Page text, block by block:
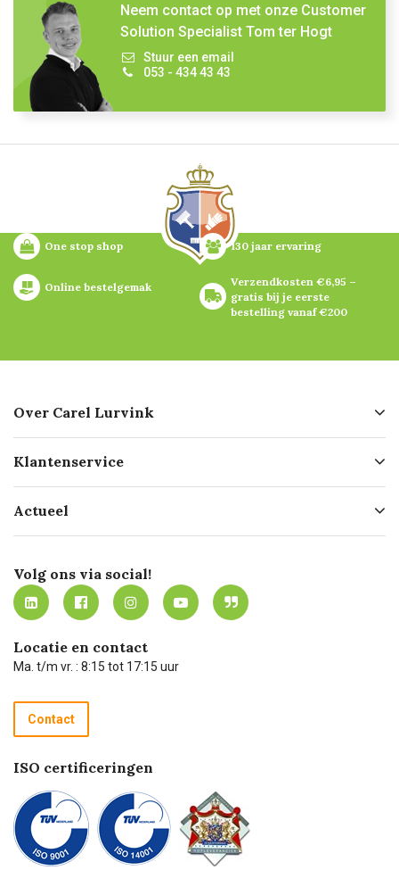
Neem contact op met onze Customer
Solution Specialist Tom ter Hogt
Stuur een email
053 - 434 43 43
One stop shop 130 jaar ervaring
Online bestelgemak
Verzendkosten €6,95 –
gratis bij je eerste
bestelling vanaf €200
Over Carel Lurvink
Geschiedenis
Missie
Werken bij Carel Lurvink
MVO
Klantenservice
Bezorgen
Mijn Carel Lurvink
Mijn Carel Lurvink instructievideo's
Carel Lurvink App
Hulp op afstand
Technische dienst
Recycle programma
Betalen
Actueel
Innovation LAB
Tevreden klanten
Carel Lurvink Blog
Carel de podcast
Volg ons via social!
Locatie en contact
Ma. t/m vr. : 8:15 tot 17:15 uur
Contact
ISO certificeringen